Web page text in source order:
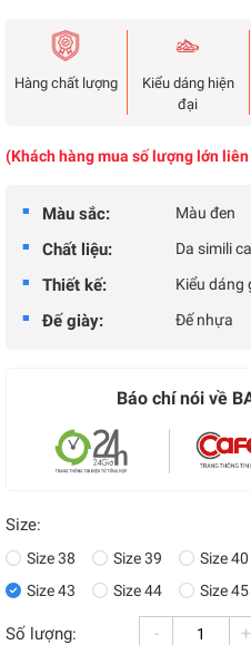
Hàng chất lượng
Kiểu dáng hiện
đại
(Khách hàng mua số lượng lớn
Màu sắc: Màu đen
Chất liệu: Da simili
Thiết kế: Kiểu dáng
Đế giày: Đế nhựa
Báo chí nói về
Size:
Size 38 Size 39 Size 40
Size 43
Size 44 Size 45
Số lượng: - +